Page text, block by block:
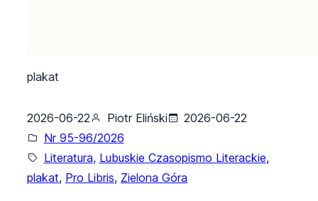
plakat
2026-06-22 Piotr Eliński
2026-06-22
Nr 95-96/2026
Literatura, Lubuskie Czasopismo Literackie,
plakat, Pro Libris, Zielona Góra